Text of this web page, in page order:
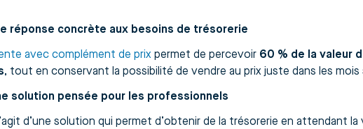
réponse concrète aux besoins de trésorerie
avec complément de prix permet de percevoir 60 % de la valeur
, tout en conservant la possibilité de vendre au prix juste dans les mois
solution pensée pour les professionnels
d’une solution qui permet d’obtenir de la trésorerie en attendant